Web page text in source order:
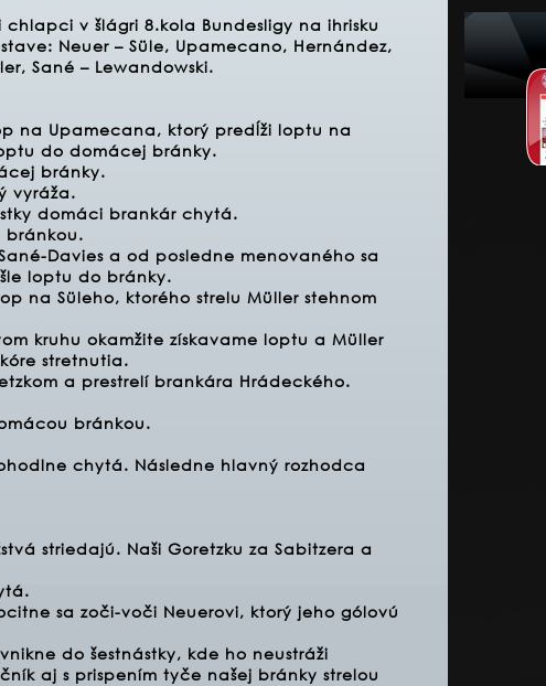
v šlágri 8.kola Bundesligy na ihrisku
Neuer – Süle, Upamecano, Hernández,
Sané – Lewandowski.
na Upamecana, ktorý predĺži loptu na
do domácej bránky.
bránky.
vyráža.
domáci brankár chytá.
bránkou.
Davies a od posledne menovaného sa
loptu do bránky.
na Süleho, ktorého strelu Müller stehnom
kruhu okamžite získavame loptu a Müller
stretnutia.
a prestrelí brankára Hrádeckého.
bránkou.
chytá. Následne hlavný rozhodca
striedajú. Naši Goretzku za Sabitzera a
sa zoči-voči Neuerovi, ktorý jeho gólovú
do šestnástky, kde ho neustráži
aj s prispením tyče našej bránky strelou